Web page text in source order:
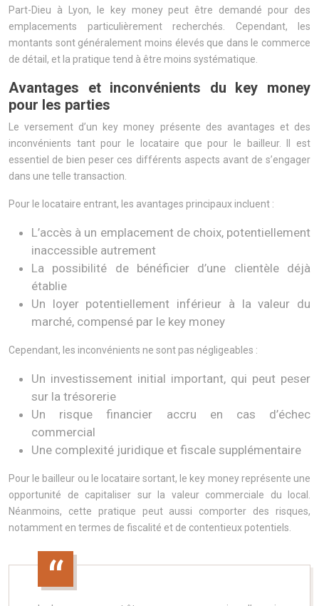
Part-Dieu à Lyon, le key money peut être demandé pour des
emplacements particulièrement recherchés. Cependant, les
montants sont généralement moins élevés que dans le commerce
de détail, et la pratique tend à être moins systématique.
Avantages et inconvénients du key money
pour les parties
Le versement d’un key money présente des avantages et des
inconvénients tant pour le locataire que pour le bailleur. Il est
essentiel de bien peser ces différents aspects avant de s’engager
dans une telle transaction.
Pour le locataire entrant, les avantages principaux incluent :
L’accès à un emplacement de choix, potentiellement
inaccessible autrement
La possibilité de bénéficier d’une clientèle déjà
établie
Un loyer potentiellement inférieur à la valeur du
marché, compensé par le key money
Cependant, les inconvénients ne sont pas négligeables :
Un investissement initial important, qui peut peser
sur la trésorerie
Un risque financier accru en cas d’échec
commercial
Une complexité juridique et fiscale supplémentaire
Pour le bailleur ou le locataire sortant, le key money représente une
opportunité de capitaliser sur la valeur commerciale du local.
Néanmoins, cette pratique peut aussi comporter des risques,
notamment en termes de fiscalité et de contentieux potentiels.